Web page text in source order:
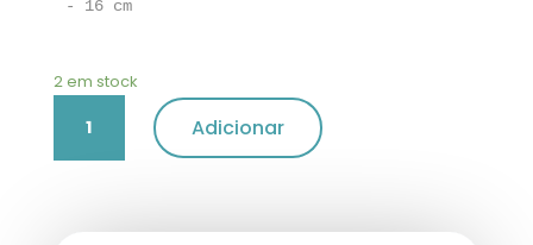
- 16 cm
2 em stock
Quantidade
Figura
Adicionar